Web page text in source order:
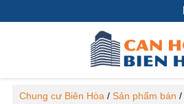
Chung cư Biên Hòa / Sản phẩm bán /